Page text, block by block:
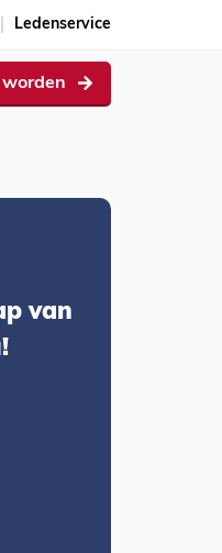
Ledenservice
worden
van